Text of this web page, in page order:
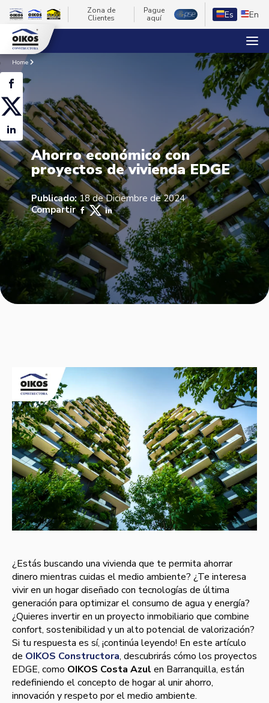
Zona de
Clientes
Pague
aquí
Es En
Home
Ahorro económico con
proyectos de vivienda EDGE
Publicado:18 de Diciembre de 2024
Compartir
¿Estás buscando una vivienda que te permita ahorrar
dinero mientras cuidas el medio ambiente? ¿Te interesa
vivir en un hogar diseñado con tecnologías de última
generación para optimizar el consumo de agua y energía?
¿Quieres invertir en un proyecto inmobiliario que combine
confort, sostenibilidad y un alto potencial de valorización?
Si tu respuesta es sí, ¡continúa leyendo! En este artículo
de OIKOS Constructora, descubrirás cómo los proyectos
EDGE, como OIKOS Costa Azul en Barranquilla, están
redefiniendo el concepto de hogar al unir ahorro,
innovación y respeto por el medio ambiente.